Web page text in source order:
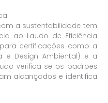
a sustentabilidade tem
ao Laudo de Eficiência
certificações como a
e Design Ambiental) e a
verifica se os padrões
alcançados e identifica